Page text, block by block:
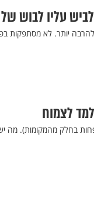
יותר. לא מסתפקות
לצמוח
בחלק מהמקומות). מה